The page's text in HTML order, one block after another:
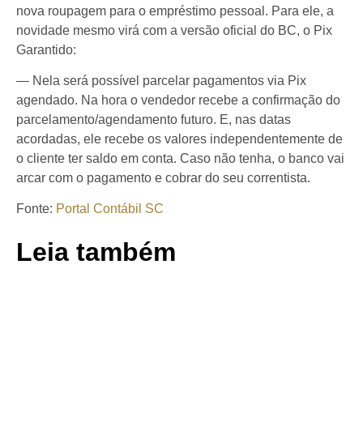
nova roupagem para o empréstimo pessoal. Para ele, a
novidade mesmo virá com a versão oficial do BC, o Pix
Garantido:
— Nela será possível parcelar pagamentos via Pix
agendado. Na hora o vendedor recebe a confirmação do
parcelamento/agendamento futuro. E, nas datas
acordadas, ele recebe os valores independentemente de
o cliente ter saldo em conta. Caso não tenha, o banco vai
arcar com o pagamento e cobrar do seu correntista.
Fonte: Portal Contábil SC
Leia também